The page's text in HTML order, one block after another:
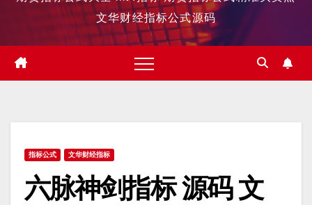
文华财经指标公式源码
指标公式 文华财经指标
六脉神剑指标 源码 文